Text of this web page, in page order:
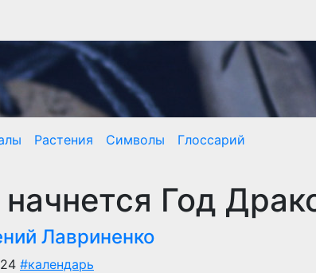
Растения Символы
Глоссарий
Год
Лавриненко
#календарь